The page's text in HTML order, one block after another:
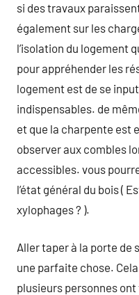
si des travaux
également sur les
l’isolation du logement
pour appréhender les
logement est de se
indispensables. de
et que la charpente est
observer aux combles
accessibles. vous
l’état général du bois (
xylophages ? ).
Aller taper à la porte de
une parfaite chose.
plusieurs personnes